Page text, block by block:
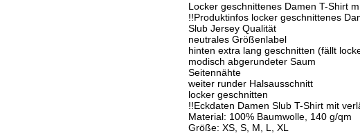
Locker geschnittenes Damen T-Shirt
!!Produktinfos locker geschnittenes
Slub Jersey Qualität
neutrales Größenlabel
hinten extra lang geschnitten (fällt
modisch abgerundeter Saum
Seitennähte
weiter runder Halsausschnitt
locker geschnitten
!!Eckdaten Damen Slub T-Shirt mit
Material: 100% Baumwolle, 140 g/qm
Größe: XS, S, M, L, XL